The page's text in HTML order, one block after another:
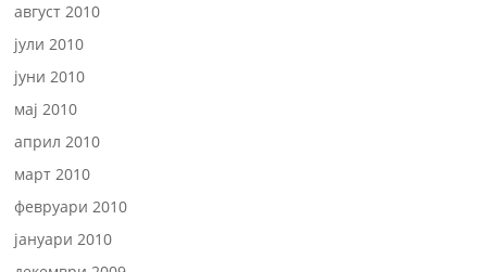
август 2010
јули 2010
јуни 2010
мај 2010
април 2010
март 2010
февруари 2010
јануари 2010